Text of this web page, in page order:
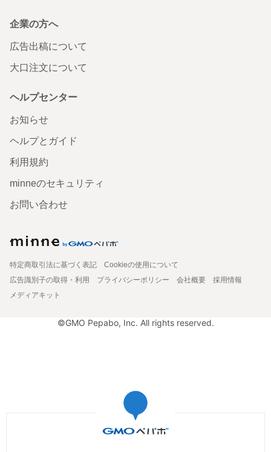
企業の方へ
広告出稿について
大口注文について
ヘルプセンター
お知らせ
ヘルプとガイド
利用規約
minneのセキュリティ
お問い合わせ
特定商取引法に基づく表記
Cookieの使用について
広告識別子の取得・利用
プライバシーポリシー 会社概要
採用情報
メディアキット
©GMO Pepabo, Inc. All rights reserved.